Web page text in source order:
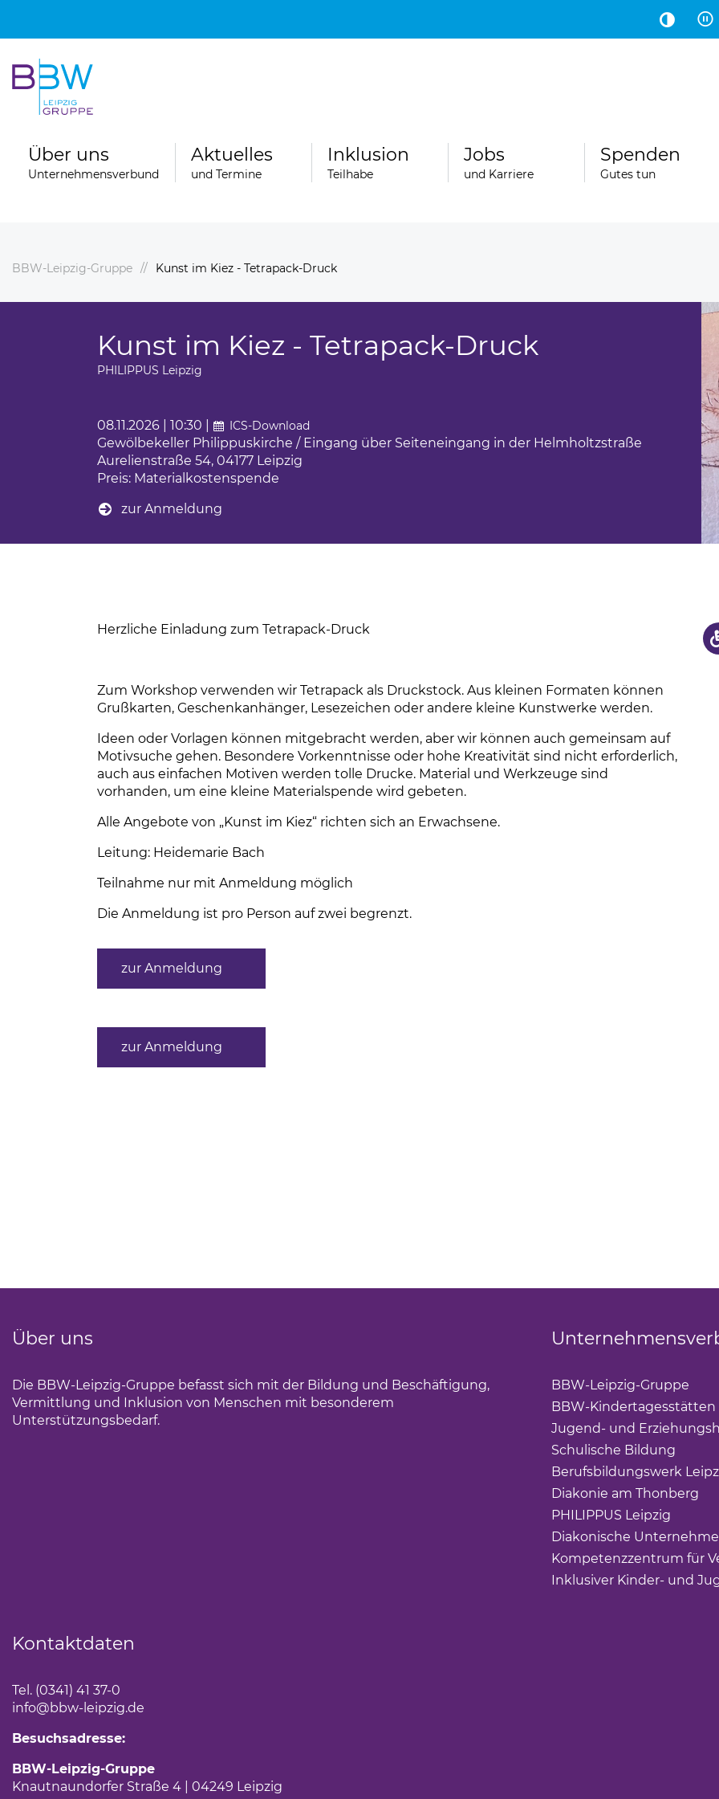
Über uns
Unternehmensverbund
Aktuelles
und Termine
Inklusion
Teilhabe
Jobs
und Karriere
Spenden
Gutes tun
Spenden
Ferienfahrten für Menschen mit Autismus
Ein Rollstuhl-Transportrad für Philippus
BBW Sozialfonds
BBW-Leipzig-Gruppe Kunst im Kiez - Tetrapack-Druck
Kunst im Kiez - Tetrapack-Druck
PHILIPPUS Leipzig
08.11.2026 | 10:30 | ICS-Download
Gewölbekeller Philippuskirche / Eingang über Seiteneingang in der Helmholtzstraße
Aurelienstraße 54, 04177 Leipzig
Preis: Materialkostenspende
zur Anmeldung
Herzliche Einladung zum Tetrapack-Druck
Zum Workshop verwenden wir Tetrapack als Druckstock. Aus kleinen Formaten können
Grußkarten, Geschenkanhänger, Lesezeichen oder andere kleine Kunstwerke werden.
Ideen oder Vorlagen können mitgebracht werden, aber wir können auch gemeinsam auf
Motivsuche gehen. Besondere Vorkenntnisse oder hohe Kreativität sind nicht erforderlich,
auch aus einfachen Motiven werden tolle Drucke. Material und Werkzeuge sind
vorhanden, um eine kleine Materialspende wird gebeten.
Alle Angebote von „Kunst im Kiez“ richten sich an Erwachsene.
Leitung: Heidemarie Bach
Teilnahme nur mit Anmeldung möglich
Die Anmeldung ist pro Person auf zwei begrenzt.
zur Anmeldung
zur Anmeldung
Über uns
Die BBW-Leipzig-Gruppe befasst sich mit der Bildung und Beschäftigung,
Vermittlung und Inklusion von Menschen mit besonderem
Unterstützungsbedarf.
BBW-Leipzig-Gruppe
BBW-Kindertagesstätten
Jugend- und
Schulische Bildung
Berufsbildungswerk
Diakonie am Thonberg
PHILIPPUS Leipzig
Diakonische
Kompetenzzentrum für
Inklusiver Kinder- und
Kontaktdaten
Tel. (0341) 41 37-0
info@bbw-leipzig.de
Besuchsadresse:
BBW-Leipzig-Gruppe
Knautnaundorfer Straße 4 | 04249 Leipzig